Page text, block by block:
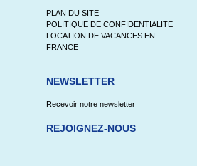
PLAN DU SITE
POLITIQUE DE CONFIDENTIALITE
LOCATION DE VACANCES EN
FRANCE
NEWSLETTER
Recevoir notre newsletter
REJOIGNEZ-NOUS